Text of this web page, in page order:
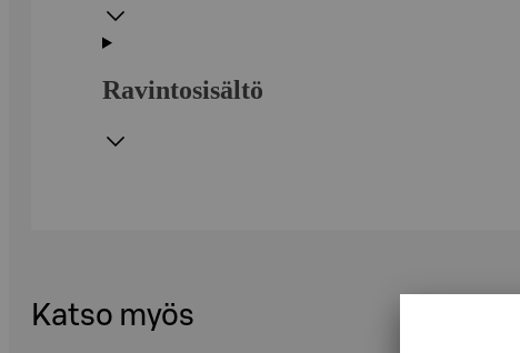
Ravintosisältö
Katso myös